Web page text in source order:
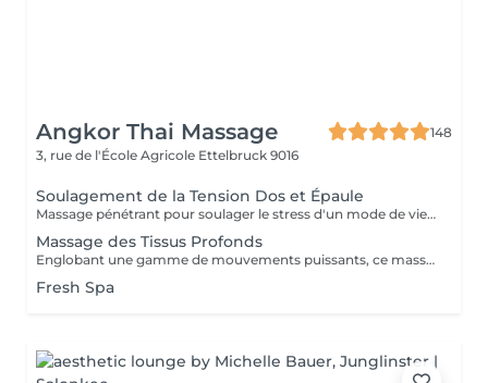
Angkor Thai Massage
148
3, rue de l'École Agricole Ettelbruck 9016
Soulagement de la Tension Dos et Épaule
Massage pénétrant pour soulager le stress d'un mode de vie trépidant ciblant les zones à problèmes de tension et des tissus et muscles conjonctifs du dos raides ou tendus.
Massage des Tissus Profonds
Englobant une gamme de mouvements puissants, ce massage revigorant combine un massage suédois classique avec des techniques de compression et de points de déclenchement pour réduire la douleur. Réchauffant le corps, il stimule les muscles des cuisses, des épaules, des bras et du dos. Idéal pour les sportifs et les personnes souffrant de tensions
Fresh Spa